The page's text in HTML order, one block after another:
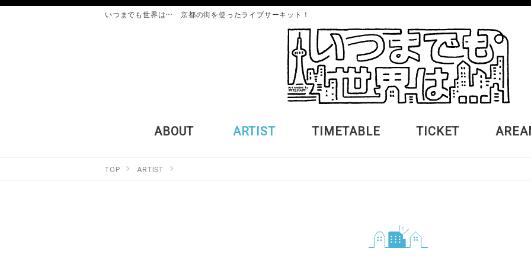
いつまでも世界は… 京都の街を使ったライブサーキット！
ABOUT ARTIST TIMETABLE TICKET
TOP ARTIST